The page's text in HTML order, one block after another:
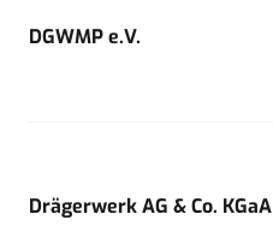
DGWMP e.V.
Drägerwerk AG & Co. KGaA